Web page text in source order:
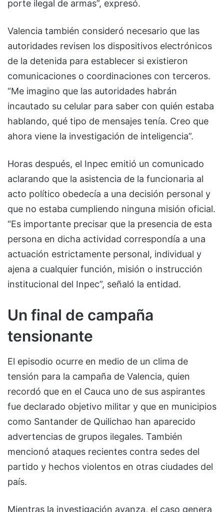
porte ilegal de armas”, expresó.
Valencia también consideró necesario que las
autoridades revisen los dispositivos electrónicos
de la detenida para establecer si existieron
comunicaciones o coordinaciones con terceros.
“Me imagino que las autoridades habrán
incautado su celular para saber con quién estaba
hablando, qué tipo de mensajes tenía. Creo que
ahora viene la investigación de inteligencia”.
Horas después, el Inpec emitió un comunicado
aclarando que la asistencia de la funcionaria al
acto político obedecía a una decisión personal y
que no estaba cumpliendo ninguna misión oficial.
“Es importante precisar que la presencia de esta
persona en dicha actividad correspondía a una
actuación estrictamente personal, individual y
ajena a cualquier función, misión o instrucción
institucional del Inpec”, señaló la entidad.
Un final de campaña
tensionante
El episodio ocurre en medio de un clima de
tensión para la campaña de Valencia, quien
recordó que en el Cauca uno de sus aspirantes
fue declarado objetivo militar y que en municipios
como Santander de Quilichao han aparecido
advertencias de grupos ilegales. También
mencionó ataques recientes contra sedes del
partido y hechos violentos en otras ciudades del
país.
Mientras la investigación avanza, el caso genera